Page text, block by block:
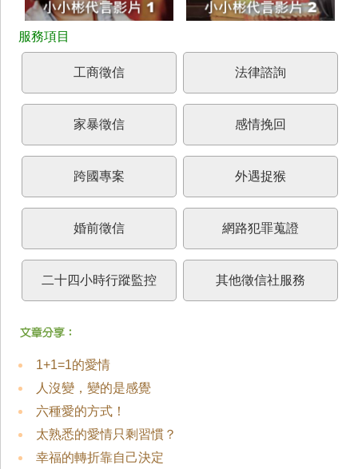
工商徵信 法律諮詢
家暴徵信 感情挽回
跨國專案 外遇捉猴
婚前徵信 網路犯罪蒐證
二十四小時行蹤監控 其他徵信社服務
1+1=1的愛情
人沒變，變的是感覺
六種愛的方式！
太熟悉的愛情只剩習慣？
幸福的轉折靠自己決定